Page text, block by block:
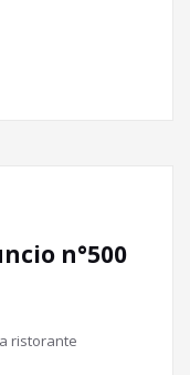
n°500
ristorante